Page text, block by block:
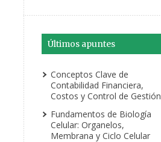
Últimos apuntes
Conceptos Clave de
Contabilidad Financiera,
Costos y Control de Gestión
Fundamentos de Biología
Celular: Organelos,
Membrana y Ciclo Celular